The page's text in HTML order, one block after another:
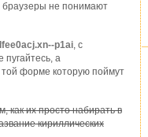
браузеры не понимают
p1ai, с
а
той форме которую поймут
как их просто набирать в
кириллических